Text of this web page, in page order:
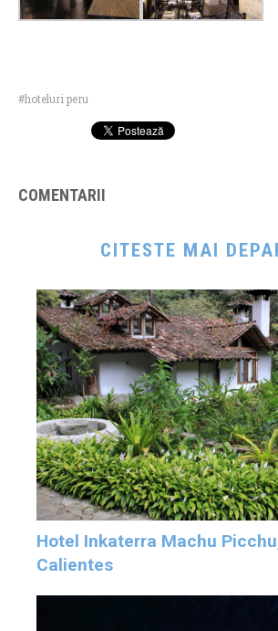
hoteluri peru
COMENTARII
CITESTE MAI
Hotel Inkaterra Machu
Calientes